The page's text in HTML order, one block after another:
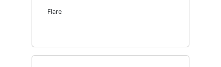
Flare